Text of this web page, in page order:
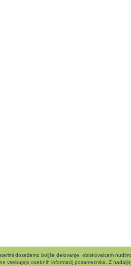
dosežemo boljše delovanje, obiskovalcem
vsebujejo osebnih informacij posameznika. Z